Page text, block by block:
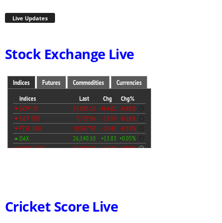
Live Updates
Stock Exchange Live
Cricket Score Live